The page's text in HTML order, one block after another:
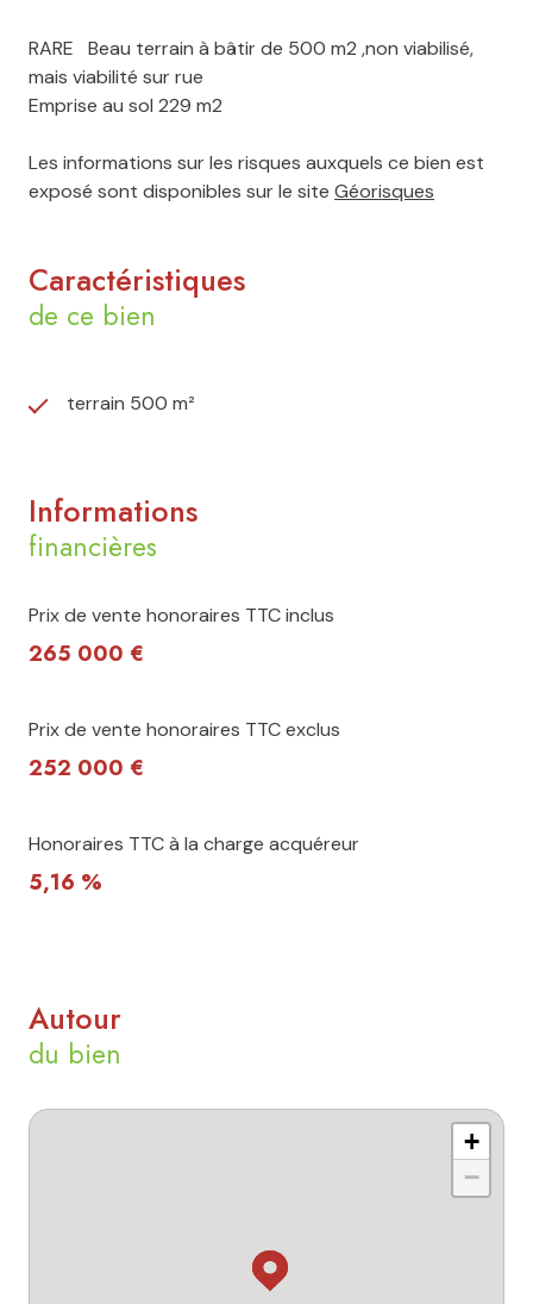
RARE Beau terrain à bâtir de 500 m2 ,non viabilisé,
mais viabilité sur rue
Emprise au sol 229 m2
Les informations sur les risques auxquels ce bien est
exposé sont disponibles sur le site Géorisques
Caractéristiques
de ce bien
terrain 500 m²
Informations
financières
Prix de vente honoraires TTC inclus
265 000 €
Prix de vente honoraires TTC exclus
252 000 €
Honoraires TTC à la charge acquéreur
5,16 %
Autour
du bien
+
−